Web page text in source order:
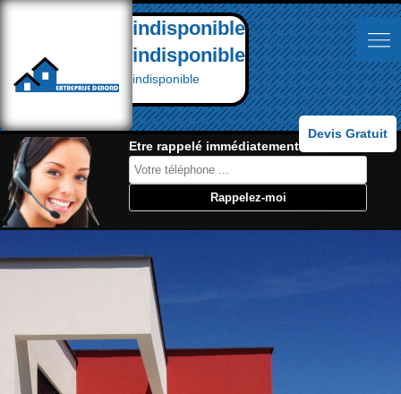
indisponible
indisponible
indisponible
Devis Gratuit
Etre rappelé immédiatement: